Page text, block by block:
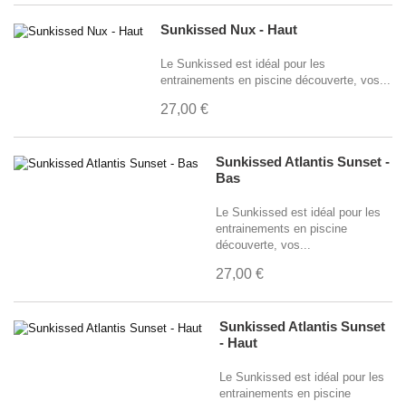
Sunkissed Nux - Haut
Le Sunkissed est idéal pour les
entrainements en piscine découverte, vos...
27,00 €
Sunkissed Atlantis Sunset -
Bas
Le Sunkissed est idéal pour les
entrainements en piscine
découverte, vos...
27,00 €
Sunkissed Atlantis Sunset
- Haut
Le Sunkissed est idéal pour les
entrainements en piscine